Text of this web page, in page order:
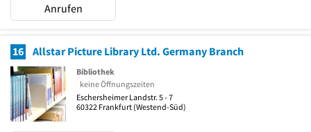
Anrufen
16 Allstar Picture Library Ltd. Germany Branch
Bibliothek
keine Öffnungszeiten
Eschersheimer Landstr. 5 - 7
60322 Frankfurt (Westend-Süd)